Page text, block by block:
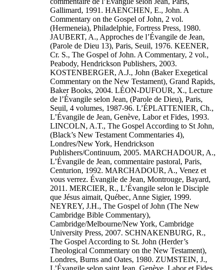
Gallimard, 1991. HAENCHEN, E., John. A
Commentary on the Gospel of John, 2 vol.
(Hermeneia), Philadelphie, Fortress Press, 1980.
JAUBERT, A., Approches de l’Évangile de Jean,
(Parole de Dieu 13), Paris, Seuil, 1976. KEENER,
Cr. S., The Gospel of John. A Commentary, 2 vol.,
Peabody, Hendrickson Publishers, 2003.
KOSTENBERGER, A.J., John (Baker Exegetical
Commentary on the New Testament), Grand Rapids,
Baker Books, 2004. LÉON-DUFOUR, X., Lecture
de l’Évangile selon Jean, (Parole de Dieu), Paris,
Seuil, 4 volumes, 1987-96. L’ÉPLATTENIER, Ch.,
L’Évangile de Jean, Genève, Labor et Fides, 1993.
LINCOLN, A.T., The Gospel According to St John,
(Black’s New Testament Commentaries 4),
Londres/New York, Hendrickson
Publishers/Continuum, 2005. MARCHADOUR, A.,
L’Évangile de Jean, commentaire pastoral, Paris,
Centurion, 1992. MARCHADOUR, A., Venez et
vous verrez. Évangile de Jean, Montrouge, Bayard,
2011. MERCIER, R., L’Évangile selon le Disciple
que Jésus aimait, Québec, Anne Sigier, 1999.
NEYREY, J.H., The Gospel of John (The New
Cambridge Bible Commentary),
Cambridge/Melbourne/New York, Cambridge
University Press, 2007. SCHNAKENBURG, R.,
The Gospel According to St. John (Herder’s
Theological Commentary on the New Testament),
Londres, Burns and Oates, 1980. ZUMSTEIN, J.,
L’Évangile selon saint Jean, Genève, Labor et Fides,